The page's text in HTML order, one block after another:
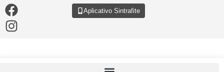
Aplicativo Sintrafite